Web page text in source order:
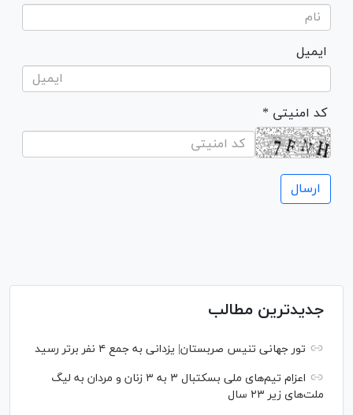
ایمیل
* کد امنیتی
جدیدترین مطالب
تور جهانی تنیس صربستان| یزدانی به جمع ۴ نفر برتر رسید
اعزام تیم‌های ملی بسکتبال ۳ به ۳ زنان و مردان به لیگ
ملت‌های زیر ۲۳ سال